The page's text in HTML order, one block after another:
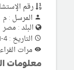
رقم
المرسل : م
البلد : مصر
التاريخ : 4-11-2021
مرات القراءة
معلومات